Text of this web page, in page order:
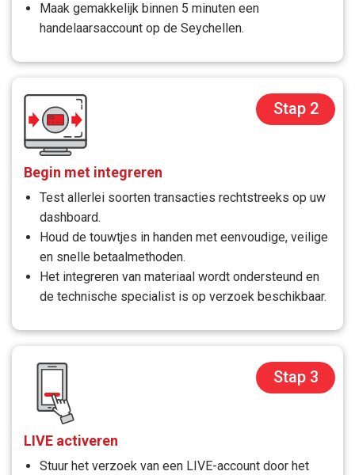
Maak gemakkelijk binnen 5 minuten een
handelaarsaccount op de Seychellen.
Stap 2
Begin met integreren
Test allerlei soorten transacties rechtstreeks op uw
dashboard.
Houd de touwtjes in handen met eenvoudige, veilige
en snelle betaalmethoden.
Het integreren van materiaal wordt ondersteund en
de technische specialist is op verzoek beschikbaar.
Stap 3
LIVE activeren
Stuur het verzoek van een LIVE-account door het